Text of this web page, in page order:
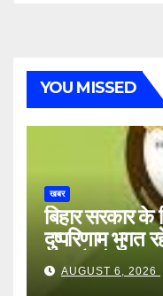
YOU MISSED
खबर
बिहार सरकार के
दुष्परिणाम भुगत
अन्य हैं मौन
AUGUST 6, 2026